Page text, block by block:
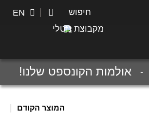
חיפוש EN
מקבוצת נוטלי
אולמות הקונספט שלנו!
המוצר הקודם